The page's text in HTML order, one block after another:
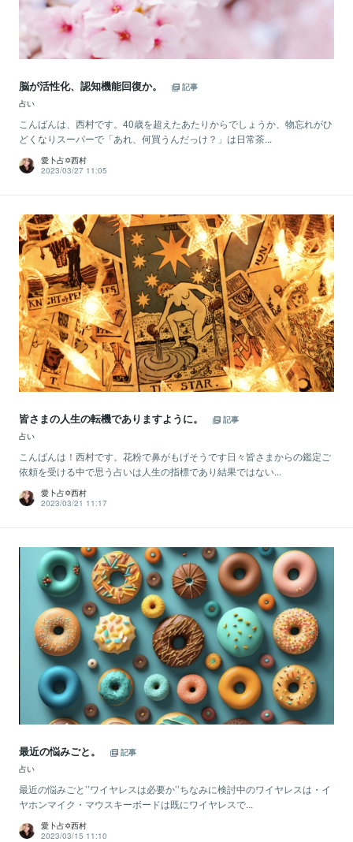
脳が活性化、認知機能回復か。
記事
占い
こんばんは、西村です。40歳を超えたあたりからでしょうか、物忘れがひ
どくなりスーパーで「あれ、何買うんだっけ？」は日常茶...
愛卜占✡西村
2023/03/27 11:05
皆さまの人生の転機でありますように。
記事
占い
こんばんは！西村です。花粉で鼻がもげそうです日々皆さまからの鑑定ご
依頼を受ける中で思う占いは人生の指標であり結果ではない...
愛卜占✡西村
2023/03/21 11:17
最近の悩みごと。
記事
占い
最近の悩みごと’’ワイヤレスは必要か’’ちなみに検討中のワイヤレスは・イ
ヤホンマイク・マウスキーボードは既にワイヤレスで...
愛卜占✡西村
2023/03/15 11:10